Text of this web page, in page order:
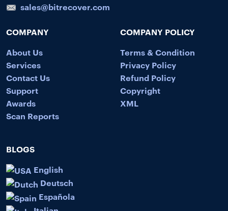
sales@bitrecover.com
COMPANY
About Us
Services
Contact Us
Support
Awards
Scan Reports
COMPANY POLICY
Terms & Condition
Privacy Policy
Refund Policy
Copyright
XML
BLOGS
English
Deutsch
Española